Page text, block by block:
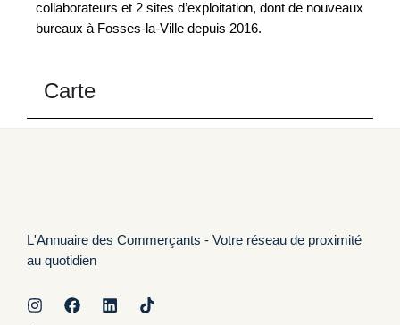
collaborateurs et 2 sites d’exploitation, dont de nouveaux
bureaux à Fosses-la-Ville depuis 2016.
Carte
L'Annuaire des Commerçants - Votre réseau de proximité
au quotidien